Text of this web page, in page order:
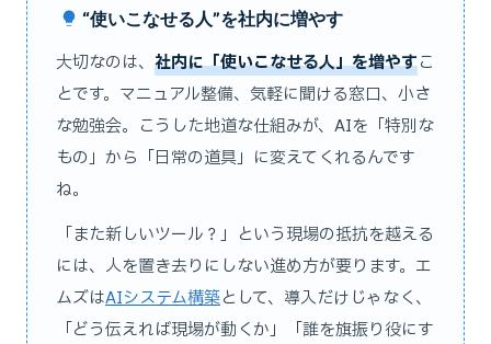
“使いこなせる人”を社内に増やす
大切なのは、 社内に「使いこなせる人」を増やすこ
とです。マニュアル整備、気軽に聞ける窓口、小さ
な勉強会。こうした地道な仕組みが、AIを「特別な
もの」から「日常の道具」に変えてくれるんです
ね。
「また新しいツール？」という現場の抵抗を越える
には、人を置き去りにしない進め方が要ります。エ
ムズはAIシステム構築として、導入だけじゃなく、
「どう伝えれば現場が動くか」「誰を旗振り役にす